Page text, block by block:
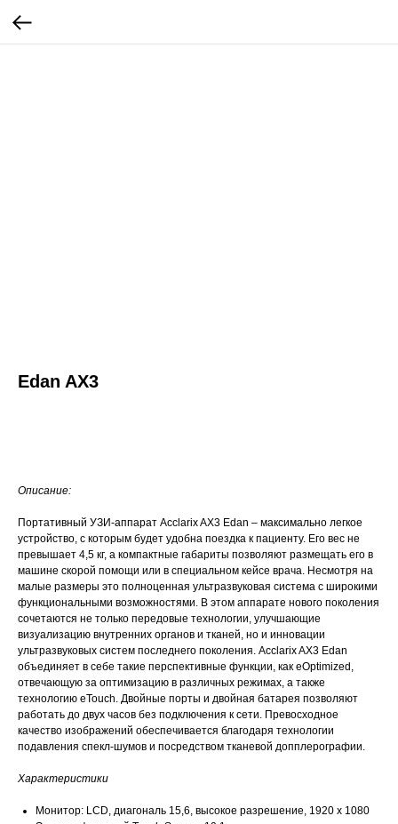
Edan AX3
Описание:
Портативный УЗИ-аппарат Acclarix AX3 Edan – максимально легкое
устройство, с которым будет удобна поездка к пациенту. Его вес не
превышает 4,5 кг, а компактные габариты позволяют размещать его в
машине скорой помощи или в специальном кейсе врача. Несмотря на
малые размеры это полноценная ультразвуковая система с широкими
функциональными возможностями. В этом аппарате нового поколения
сочетаются не только передовые технологии, улучшающие
визуализацию внутренних органов и тканей, но и инновации
ультразвуковых систем последнего поколения. Acclarix AX3 Edan
объединяет в себе такие перспективные функции, как eOptimized,
отвечающую за оптимизацию в различных режимах, а также
технологию eTouch. Двойные порты и двойная батарея позволяют
работать до двух часов без подключения к сети. Превосходное
качество изображений обеспечивается благодаря технологии
подавления спекл-шумов и посредством тканевой допплерографии.
Характеристики
Монитор: LCD, диагональ 15,6, высокое разрешение, 1920 х 1080